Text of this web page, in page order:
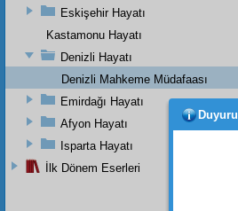
Eskişehir Hayatı
Kastamonu Hayatı
Denizli Hayatı
Denizli Mahkeme Müdafaası
Emirdağı Hayatı
Afyon Hayatı
Isparta Hayatı
İlk Dönem Eserleri
Duyuru